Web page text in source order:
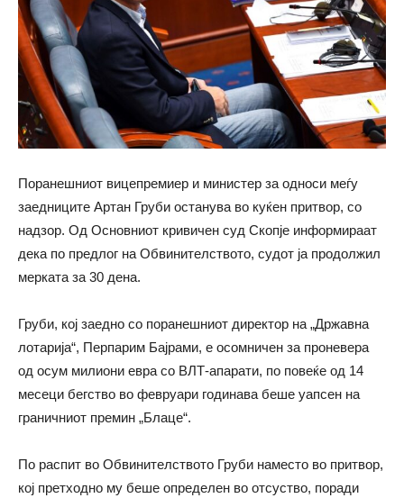
Поранешниот вицепремиер и министер за односи меѓу
заедниците Артан Груби останува во куќен притвор, со
надзор. Од Основниот кривичен суд Скопје информираат
дека по предлог на Обвинителството, судот ја продолжил
мерката за 30 дена.
Груби, кој заедно со поранешниот директор на „Државна
лотарија“, Перпарим Бајрами, е осомничен за проневера
од осум милиони евра со ВЛТ-апарати, по повеќе од 14
месеци бегство во февруари годинава беше уапсен на
граничниот премин „Блаце“.
По распит во Обвинителството Груби наместо во притвор,
кој претходно му беше определен во отсуство, поради